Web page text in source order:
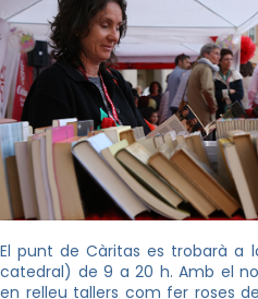
El punt de Càritas es trobarà a
catedral) de 9 a 20 h. Amb el
en relleu tallers com fer roses